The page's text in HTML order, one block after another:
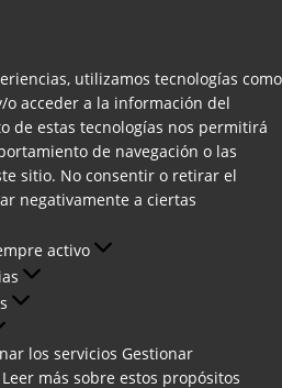
utilizamos tecnologías como
o acceder a la información del
de estas tecnologías nos permitirá
de navegación o las
sitio. No consentir o retirar el
negativamente a ciertas
activo
los servicios Gestionar
Leer más sobre estos propósitos